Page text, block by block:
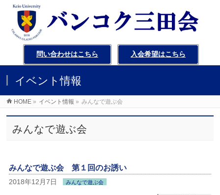
問い合わせはこちら 入会希望はこちら
イベント情報
HOME » イベント情報 » みんなで遊ぶ会
みんなで遊ぶ会
みんなで遊ぶ会 第１回のお誘い
2018年12月7日 みんなで遊ぶ会